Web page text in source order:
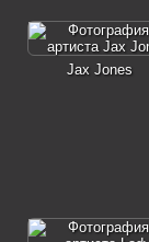
Jax Jones